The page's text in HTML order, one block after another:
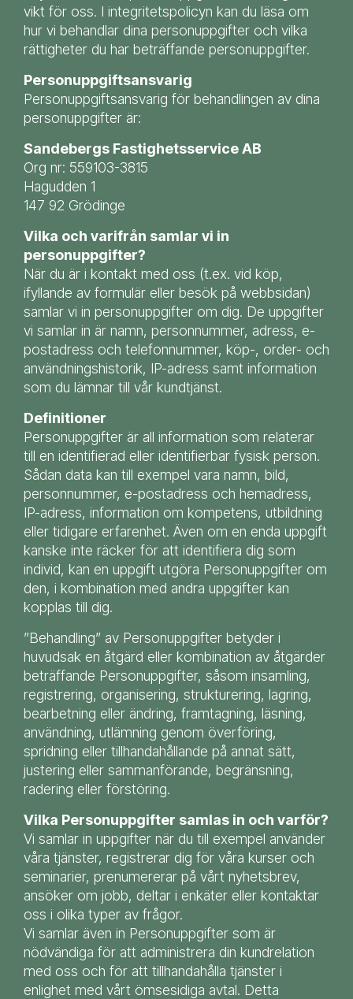
vikt för oss. I integritetspolicyn kan du läsa om
hur vi behandlar dina personuppgifter och vilka
rättigheter du har beträffande personuppgifter.
Personuppgiftsansvarig
Personuppgiftsansvarig för behandlingen av dina
personuppgifter är:
Sandebergs Fastighetsservice AB
Org nr: 559103-3815
Hagudden 1
147 92 Grödinge
Vilka och varifrån samlar vi in
personuppgifter?
När du är i kontakt med oss (t.ex. vid köp,
ifyllande av formulär eller besök på webbsidan)
samlar vi in personuppgifter om dig. De uppgifter
vi samlar in är namn, personnummer, adress, e-
postadress och telefonnummer, köp-, order- och
användningshistorik, IP-adress samt information
som du lämnar till vår kundtjänst.
Definitioner
Personuppgifter är all information som relaterar
till en identifierad eller identifierbar fysisk person.
Sådan data kan till exempel vara namn, bild,
personnummer, e-postadress och hemadress,
IP-adress, information om kompetens, utbildning
eller tidigare erfarenhet. Även om en enda uppgift
kanske inte räcker för att identifiera dig som
individ, kan en uppgift utgöra Personuppgifter om
den, i kombination med andra uppgifter kan
kopplas till dig.
”Behandling” av Personuppgifter betyder i
huvudsak en åtgärd eller kombination av åtgärder
beträffande Personuppgifter, såsom insamling,
registrering, organisering, strukturering, lagring,
bearbetning eller ändring, framtagning, läsning,
användning, utlämning genom överföring,
spridning eller tillhandahållande på annat sätt,
justering eller sammanförande, begränsning,
radering eller förstöring.
Vilka Personuppgifter samlas in och varför?
Vi samlar in uppgifter när du till exempel använder
våra tjänster, registrerar dig för våra kurser och
seminarier, prenumererar på vårt nyhetsbrev,
ansöker om jobb, deltar i enkäter eller kontaktar
oss i olika typer av frågor.
Vi samlar även in Personuppgifter som är
nödvändiga för att administrera din kundrelation
med oss och för att tillhandahålla tjänster i
enlighet med vårt ömsesidiga avtal. Detta